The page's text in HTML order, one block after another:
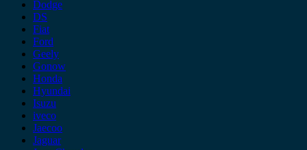
Dodge
DS
Fiat
Ford
Geely
Gonow
Honda
Hyundai
Isuzu
iveco
Jaecoo
Jaguar